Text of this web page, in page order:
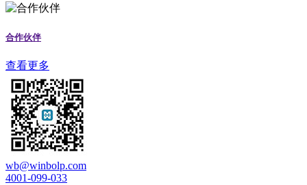
合作伙伴
查看更多
wb@winbolp.com
4001-099-033